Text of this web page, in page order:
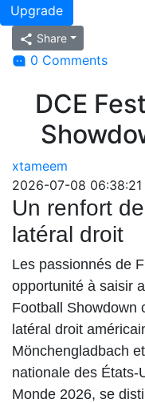
Upgrade
Share
0 Comments
DCE
xtameem
2026-07-08 06:38:21
Un renfort
latéral droit
Les passionnés de
opportunité à saisir
Football Showdown
latéral droit
Mönchengladbach
nationale des États-
Monde 2026, se